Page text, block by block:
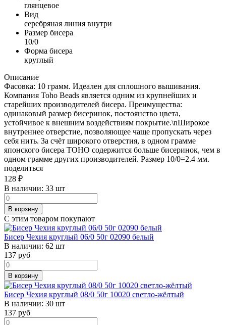
глянцевое
Вид
серебряная линия внутри
Размер бисера
10/0
Форма бисера
круглый
Описание
Фасовка: 10 грамм. Идеален для сплошного вышивания.
Компания Toho Beads является одним из крупнейших и
старейших производителей бисера. Преимущества:
одинаковый размер бисеринок, постоянство цвета,
устойчивое к внешним воздействиям покрытие.\nШирокое
внутреннее отверстие, позволяющее чаще пропускать через
себя нить. За счёт широкого отверстия, в одном грамме
японского бисера TOHO содержится больше бисеринок, чем в
одном грамме других производителей. Размер 10/0=2.4 мм.
поделиться
128 ₽
В наличии: 33 шт
В корзину
С этим товаром покупают
Бисер Чехия круглый 06/0 50г 02090 белый
В наличии: 62 шт
137 руб
В корзину
Бисер Чехия круглый 08/0 50г 10020 светло-жёлтый
В наличии: 30 шт
137 руб